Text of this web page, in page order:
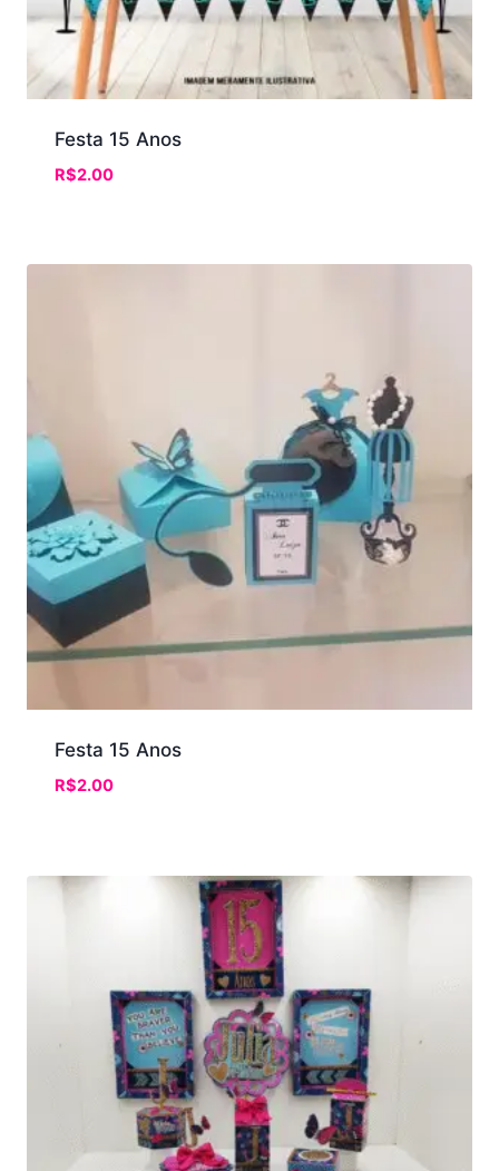
Festa 15 Anos
R$2.00
Festa 15 Anos
R$2.00